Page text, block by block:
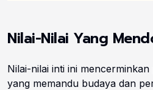
Nilai-Nilai Yang
Nilai-nilai inti ini
yang memandu budaya dan